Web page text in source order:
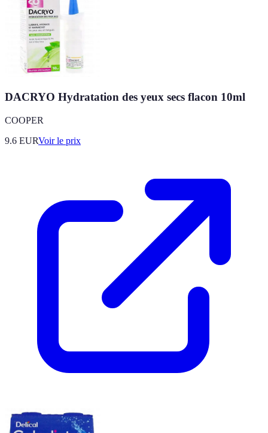
DACRYO Hydratation des yeux secs flacon 10ml
COOPER
9.6 EURVoir le prix